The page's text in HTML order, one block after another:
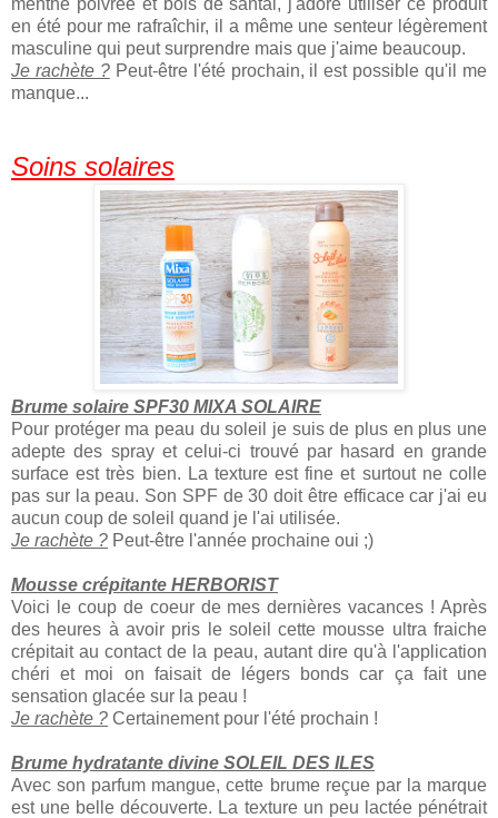
en été pour me rafraîchir, il a même une senteur légèrement
masculine qui peut surprendre mais que j'aime beaucoup.
Je rachète ?Peut-être l'été prochain, il est possible qu'il me
manque...
Soins solaires
Brume solaire SPF30 MIXA SOLAIRE
Pour protéger ma peau du soleil je suis de plus en plus une
adepte des spray et celui-ci trouvé par hasard en grande
surface est très bien. La texture est fine et surtout ne colle
pas sur la peau. Son SPF de 30 doit être efficace car j'ai eu
aucun coup de soleil quand je l'ai utilisée.
Je rachète ? Peut-être l'année prochaine oui ;)
Mousse crépitante HERBORIST
Voici le coup de coeur de mes dernières vacances ! Après
des heures à avoir pris le soleil cette mousse ultra fraiche
crépitait au contact de la peau, autant dire qu'à l'application
chéri et moi on faisait de légers bonds car ça fait une
sensation glacée sur la peau !
Je rachète ? Certainement pour l'été prochain !
Brume hydratante divine SOLEIL DES ILES
Avec son parfum mangue, cette brume reçue par la marque
est une belle découverte. La texture un peu lactée pénétrait